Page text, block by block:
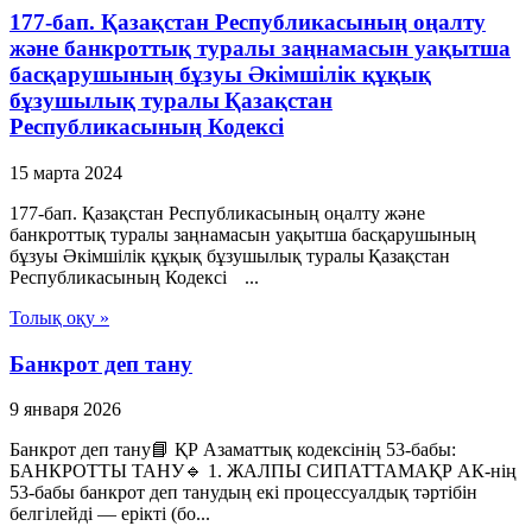
177-бап. Қазақстан Республикасының оңалту
және банкроттық туралы заңнамасын уақытша
басқарушының бұзуы Әкімшілік құқық
бұзушылық туралы Қазақстан
Республикасының Кодексі
15 марта 2024
177-бап. Қазақстан Республикасының оңалту және
банкроттық туралы заңнамасын уақытша басқарушының
бұзуы Әкімшілік құқық бұзушылық туралы Қазақстан
Республикасының Кодексі ...
Толық оқу »
Банкрот деп тану
9 января 2026
Банкрот деп тану📘 ҚР Азаматтық кодексінің 53-бабы:
БАНКРОТТЫ ТАНУ🔹 1. ЖАЛПЫ СИПАТТАМАҚР АК-нің
53-бабы банкрот деп танудың екі процессуалдық тәртібін
белгілейді — ерікті (бо...